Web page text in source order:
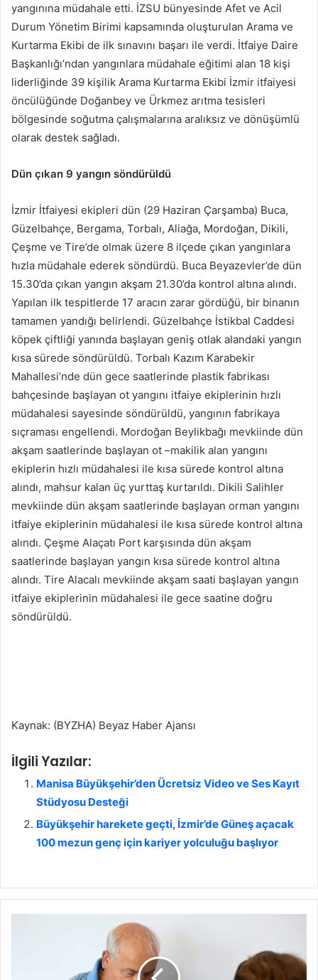
yangınına müdahale etti. İZSU bünyesinde Afet ve Acil
Durum Yönetim Birimi kapsamında oluşturulan Arama ve
Kurtarma Ekibi de ilk sınavını başarı ile verdi. İtfaiye Daire
Başkanlığı’ndan yangınlara müdahale eğitimi alan 18 kişi
liderliğinde 39 kişilik Arama Kurtarma Ekibi İzmir itfaiyesi
öncülüğünde Doğanbey ve Ürkmez arıtma tesisleri
bölgesinde soğutma çalışmalarına aralıksız ve dönüşümlü
olarak destek sağladı.
Dün çıkan 9 yangın söndürüldü
İzmir İtfaiyesi ekipleri dün (29 Haziran Çarşamba) Buca,
Güzelbahçe, Bergama, Torbalı, Aliağa, Mordoğan, Dikili,
Çeşme ve Tire’de olmak üzere 8 ilçede çıkan yangınlara
hızla müdahale ederek söndürdü. Buca Beyazevler’de dün
15.30’da çıkan yangın akşam 21.30’da kontrol altına alındı.
Yapılan ilk tespitlerde 17 aracın zarar gördüğü, bir binanın
tamamen yandığı belirlendi. Güzelbahçe İstikbal Caddesi
köpek çiftliği yanında başlayan geniş otlak alandaki yangın
kısa sürede söndürüldü. Torbalı Kazım Karabekir
Mahallesi’nde dün gece saatlerinde plastik fabrikası
bahçesinde başlayan ot yangını itfaiye ekiplerinin hızlı
müdahalesi sayesinde söndürüldü, yangının fabrikaya
sıçraması engellendi. Mordoğan Beylikbağı mevkiinde dün
akşam saatlerinde başlayan ot –makilik alan yangını
ekiplerin hızlı müdahalesi ile kısa sürede kontrol altına
alındı, mahsur kalan üç yurttaş kurtarıldı. Dikili Salihler
mevkiinde dün akşam saatlerinde başlayan orman yangını
itfaiye ekiplerinin müdahalesi ile kısa sürede kontrol altına
alındı. Çeşme Alaçatı Port karşısında dün akşam
saatlerinde başlayan yangın kısa sürede kontrol altına
alındı. Tire Alacalı mevkiinde akşam saati başlayan yangın
itfaiye ekiplerinin müdahalesi ile gece saatine doğru
söndürüldü.
Kaynak: (BYZHA) Beyaz Haber Ajansı
İlgili Yazılar:
Manisa Büyükşehir’den Ücretsiz Video ve Ses Kayıt
Stüdyosu Desteği
Büyükşehir harekete geçti, İzmir’de Güneş açacak
100 mezun genç için kariyer yolculuğu başlıyor